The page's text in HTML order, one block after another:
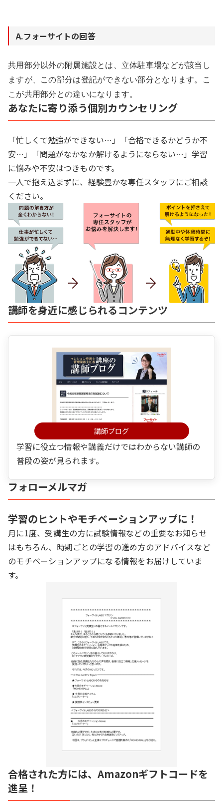
A.フォーサイトの回答
共用部分以外の附属施設とは、立体駐車場などが該当し
ますが、この部分は登記ができない部分となります。こ
こが共用部分との違いになります。
あなたに寄り添う個別カウンセリング
「忙しくて勉強ができない…」「合格できるかどうか不
安…」「問題がなかなか解けるようにならない…」学習
に悩みや不安はつきものです。
一人で抱え込まずに、経験豊かな専任スタッフにご相談
ください。
講師を身近に感じられるコンテンツ
講師ブログ
学習に役立つ情報や講義だけではわからない講師の
普段の姿が見られます。
フォローメルマガ
学習のヒントやモチベーションアップに！
月に1度、受講生の方に試験情報などの重要なお知らせ
はもちろん、時期ごとの学習の進め方のアドバイスなど
のモチベーションアップになる情報をお届けしていま
す。
合格された方には、Amazonギフトコードを
進呈！